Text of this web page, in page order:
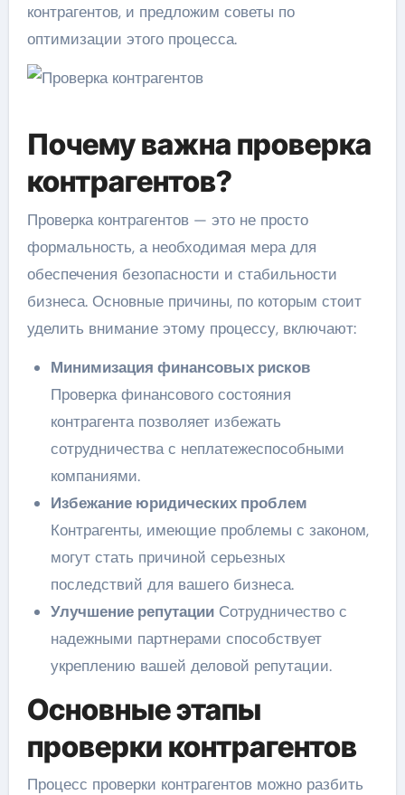
контрагентов, и предложим советы по
оптимизации этого процесса.
Почему важна проверка
контрагентов?
Проверка контрагентов — это не просто
формальность, а необходимая мера для
обеспечения безопасности и стабильности
бизнеса. Основные причины, по которым стоит
уделить внимание этому процессу, включают:
Минимизация финансовых рисков
Проверка финансового состояния
контрагента позволяет избежать
сотрудничества с неплатежеспособными
компаниями.
Избежание юридических проблем
Контрагенты, имеющие проблемы с законом,
могут стать причиной серьезных
последствий для вашего бизнеса.
Улучшение репутацииСотрудничество с
надежными партнерами способствует
укреплению вашей деловой репутации.
Основные этапы
проверки контрагентов
Процесс проверки контрагентов можно разбить